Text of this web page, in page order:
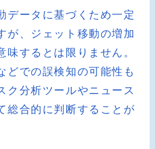
データに基づくため一定
が、ジェット移動の増加
味するとは限りません。
どでの誤検知の可能性も
ク分析ツールやニュース
総合的に判断することが